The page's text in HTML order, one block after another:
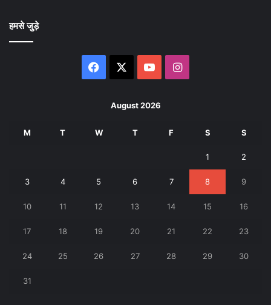
हमसे जुड़े
Facebook YouTubeInstagram
August 2026
M T W T F S S
1 2
3 4 5 6 7 8 9
10 11 12 13 14 15 16
17 18 19 20 21 22 23
24 25 26 27 28 29 30
31